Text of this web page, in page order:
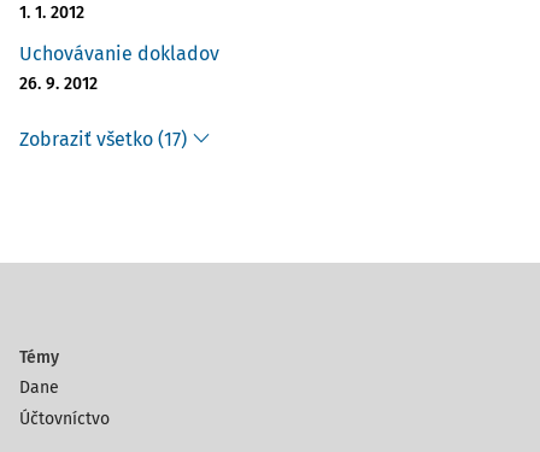
1. 1. 2012
Uchovávanie dokladov
26. 9. 2012
Zobraziť všetko (17)
Témy
Dane
Účtovníctvo